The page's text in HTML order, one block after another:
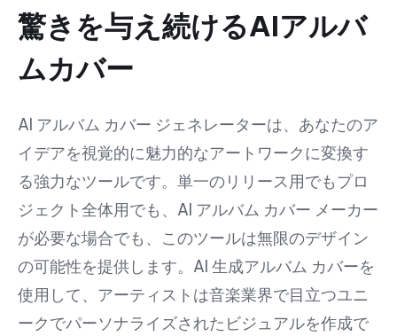
驚きを与え続けるAIアルバ
ムカバー
AI アルバム カバー ジェネレーターは、あなたのア
イデアを視覚的に魅力的なアートワークに変換す
る強力なツールです。単一のリリース用でもプロ
ジェクト全体用でも、AI アルバム カバー メーカー
が必要な場合でも、このツールは無限のデザイン
の可能性を提供します。AI 生成アルバム カバーを
使用して、アーティストは音楽業界で目立つユニ
ークでパーソナライズされたビジュアルを作成で